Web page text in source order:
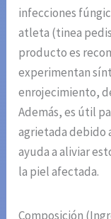
infecciones
atleta (tinea
producto es
experimentan
enrojecimiento,
Además, es útil
agrietada debido
ayuda a aliviar
la piel afectada.
Composición